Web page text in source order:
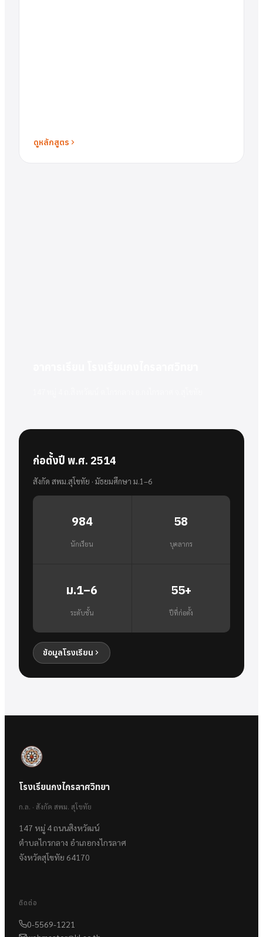
ดูหลักสูตร
ก่อตั้งปี พ.ศ. 2514
สังกัด สพม.สุโขทัย · มัธยมศึกษา ม.1–6
984
นักเรียน
58
บุคลากร
ม.1–6
ระดับชั้น
55+
ปีที่ก่อตั้ง
ข้อมูลโรงเรียน
โรงเรียนกงไกรลาศวิทยา
ก.ล. · สังกัด สพม. สุโขทัย
147 หมู่ 4 ถนนสิงหวัฒน์
ตำบลไกรกลาง อำเภอกงไกรลาศ
จังหวัดสุโขทัย 64170
ติดต่อ
0-5569-1221